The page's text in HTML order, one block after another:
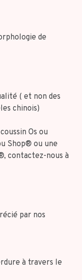
de
( et non des
chinois)
Os ou
Shop® ou une
contactez-nous à
par nos
à travers le